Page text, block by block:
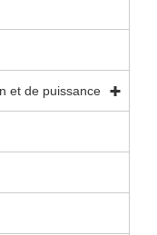
et de puissance